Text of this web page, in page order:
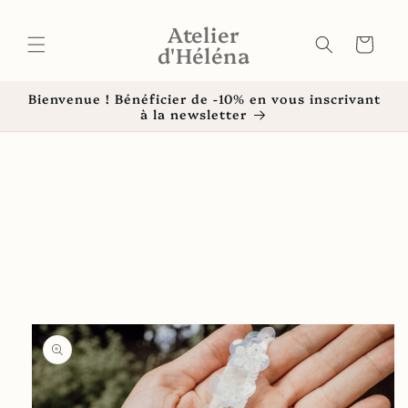
au
contenu
Atelier
d'Héléna Panier
Bienvenue ! Bénéficier de -10% en vous inscrivant
à la newsletter